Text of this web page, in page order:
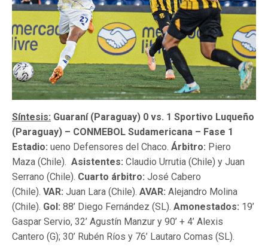
Síntesis: Guaraní (Paraguay) 0 vs. 1 Sportivo Luqueño
(Paraguay) – CONMEBOL Sudamericana – Fase 1
Estadio: ueno Defensores del Chaco. Árbitro: Piero
Maza (Chile). Asistentes: Claudio Urrutia (Chile) y Juan
Serrano (Chile). Cuarto árbitro: José Cabero
(Chile). VAR: Juan Lara (Chile). AVAR: Alejandro Molina
(Chile). Gol: 88’ Diego Fernández (SL). Amonestados: 19’
Gaspar Servio, 32’ Agustín Manzur y 90’ + 4’ Alexis
Cantero (G); 30’ Rubén Ríos y 76’ Lautaro Comas (SL).